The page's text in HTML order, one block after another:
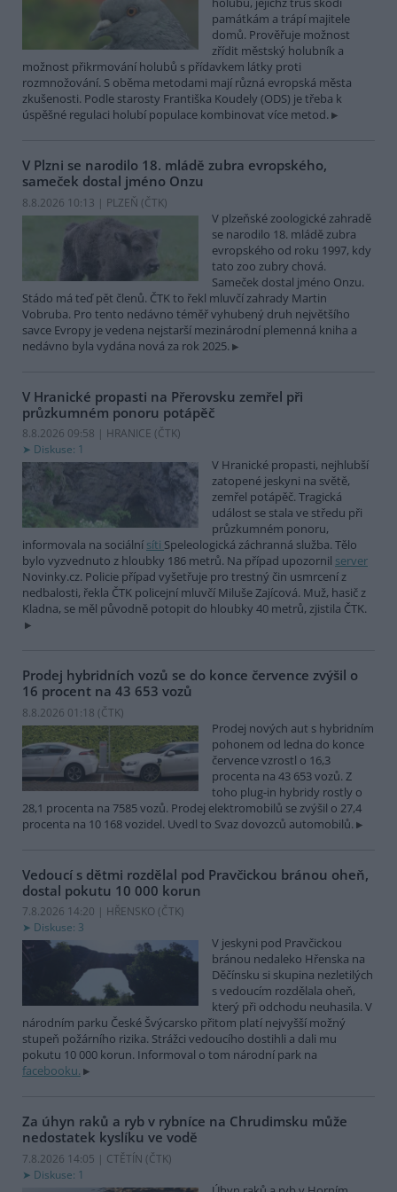
památkám a trápí majitele
domů. Prověřuje možnost
zřídit městský holubník a
možnost přikrmování holubů s přídavkem látky proti
rozmnožování. S oběma metodami mají různá evropská města
zkušenosti. Podle starosty Františka Koudely (ODS) je třeba k
úspěšné regulaci holubí populace kombinovat více metod.
V Plzni se narodilo 18. mládě zubra evropského,
sameček dostal jméno Onzu
8.8.2026 10:13 | PLZEŇ (ČTK)
V plzeňské zoologické zahradě
se narodilo 18. mládě zubra
evropského od roku 1997, kdy
tato zoo zubry chová.
Sameček dostal jméno Onzu.
Stádo má teď pět členů. ČTK to řekl mluvčí zahrady Martin
Vobruba. Pro tento nedávno téměř vyhubený druh největšího
savce Evropy je vedena nejstarší mezinárodní plemenná kniha a
nedávno byla vydána nová za rok 2025.
V Hranické propasti na Přerovsku zemřel při
průzkumném ponoru potápěč
8.8.2026 09:58 | HRANICE (ČTK)
Diskuse: 1
V Hranické propasti, nejhlubší
zatopené jeskyni na světě,
zemřel potápěč. Tragická
událost se stala ve středu při
průzkumném ponoru,
informovala na sociální síti Speleologická záchranná služba. Tělo
bylo vyzvednuto z hloubky 186 metrů. Na případ upozornil server
Novinky.cz. Policie případ vyšetřuje pro trestný čin usmrcení z
nedbalosti, řekla ČTK policejní mluvčí Miluše Zajícová. Muž, hasič z
Kladna, se měl původně potopit do hloubky 40 metrů, zjistila ČTK.
Prodej hybridních vozů se do konce července zvýšil o
16 procent na 43 653 vozů
8.8.2026 01:18 (ČTK)
Prodej nových aut s hybridním
pohonem od ledna do konce
července vzrostl o 16,3
procenta na 43 653 vozů. Z
toho plug-in hybridy rostly o
28,1 procenta na 7585 vozů. Prodej elektromobilů se zvýšil o 27,4
procenta na 10 168 vozidel. Uvedl to Svaz dovozců automobilů.
Vedoucí s dětmi rozdělal pod Pravčickou bránou oheň,
dostal pokutu 10 000 korun
7.8.2026 14:20 | HŘENSKO (ČTK)
Diskuse: 3
V jeskyni pod Pravčickou
bránou nedaleko Hřenska na
Děčínsku si skupina nezletilých
s vedoucím rozdělala oheň,
který při odchodu neuhasila. V
národním parku České Švýcarsko přitom platí nejvyšší možný
stupeň požárního rizika. Strážci vedoucího dostihli a dali mu
pokutu 10 000 korun. Informoval o tom národní park na
facebooku.
Za úhyn raků a ryb v rybníce na Chrudimsku může
nedostatek kyslíku ve vodě
7.8.2026 14:05 | CTĚTÍN (ČTK)
Diskuse: 1